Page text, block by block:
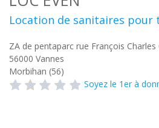
Location de sanitaires pour
ZA de pentaparc rue François
56000 Vannes
Morbihan (56)
Soyez le 1er à